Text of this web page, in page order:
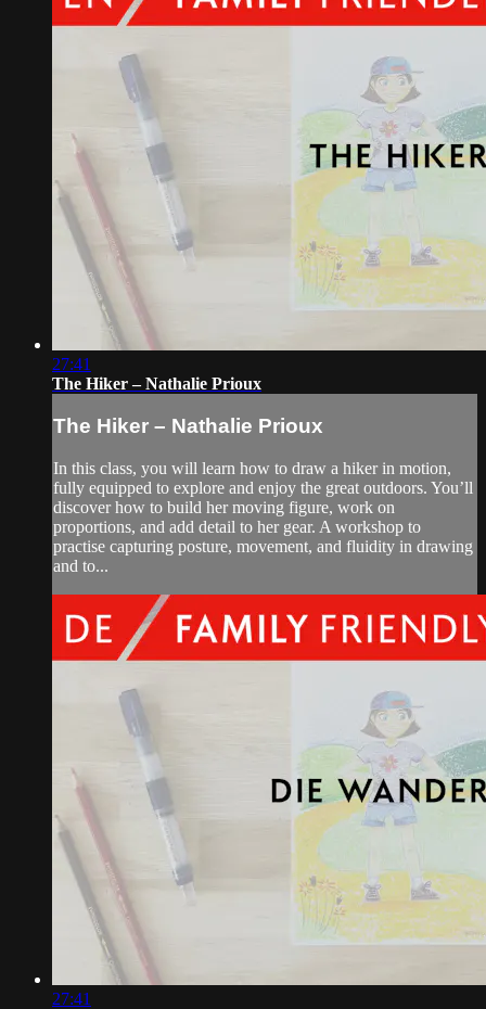
27:41
The Hiker – Nathalie Prioux
The Hiker – Nathalie Prioux
In this class, you will learn how to draw a hiker in motion,
fully equipped to explore and enjoy the great outdoors. You’ll
discover how to build her moving figure, work on
proportions, and add detail to her gear. A workshop to
practise capturing posture, movement, and fluidity in drawing
and to...
27:41